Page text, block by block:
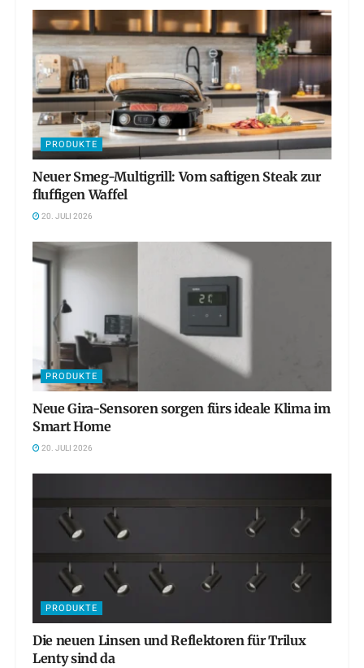
PRODUKTE
Neuer Smeg-Multigrill: Vom saftigen Steak zur
fluffigen Waffel
20. JULI 2026
PRODUKTE
Neue Gira-Sensoren sorgen fürs ideale Klima im
Smart Home
20. JULI 2026
PRODUKTE
Die neuen Linsen und Reflektoren für Trilux
Lenty sind da